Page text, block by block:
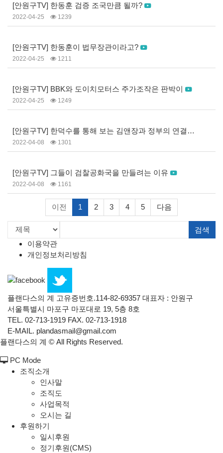
[안원구TV] 한동훈 검증 조국만큼 될까?
2022-04-25 1239
[안원구TV] 한동훈이 법무장관이라고?
2022-04-25 1211
[안원구TV] BBK와 도이치모터스 주가조작은 판박이
2022-04-25 1249
[안원구TV] 한덕수를 통해 보는 김앤장과 정부의 연결고리
2022-04-08 1301
[안원구TV] 그들이 검찰공화국을 만들려는 이유
2022-04-08 1161
이전 1 2 3 4 5 다음
검색
이용약관
개인정보처리방침
플랜다스의 계 고유증번호.114-82-69357 대표자 : 안원구
서울특별시 마포구 마포대로 19, 5층 8호
TEL. 02-713-1919 FAX. 02-713-1918
E-MAIL. plandasmail@gmail.com
플랜다스의 계 © All Rights Reserved.
PC Mode
조직소개
인사말
조직도
사업목적
오시는 길
후원하기
일시후원
정기후원(CMS)